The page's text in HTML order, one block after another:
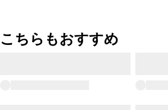
こちらもおすすめ